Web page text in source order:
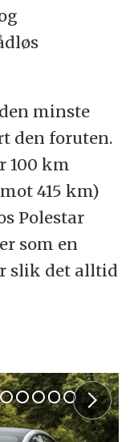
minste
den foruten.
100 km
415 km)
Polestar
som en
slik det alltid